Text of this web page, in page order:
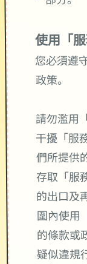
使用「服
您必須遵
政策。
請勿濫用
干擾「服
們所提供
存取「服
的出口及
圍內使用
的條款或
疑似違規